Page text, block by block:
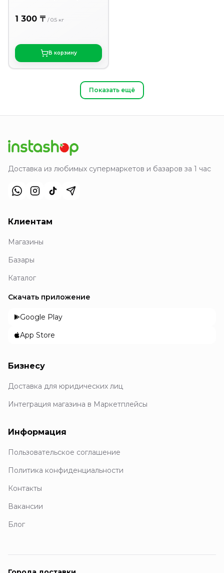
1 300 〒 /0.5 кг
В корзину
Показать ещё
Доставка из любимых супермаркетов и базаров за 1 час
Клиентам
Магазины
Базары
Каталог
Скачать приложение
Google Play
App Store
Бизнесу
Доставка для юридических лиц
Интеграция магазина в Маркетплейсы
Информация
Пользовательское соглашение
Политика конфиденциальности
Контакты
Вакансии
Блог